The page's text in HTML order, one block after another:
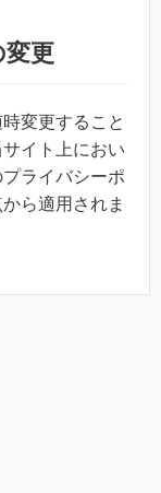
更
変更すること
イト上におい
ライバシーポ
ら適用されま